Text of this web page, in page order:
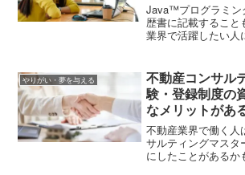
Java™プログラミン
歴書に記載するこ
業界で活躍したい人
試験の合格率、受験
解説します。IT業界
や学生はチェックし
やりがい・夢を与える
不動産コンサル
験・登録制度の
なメリットがあ
不動産業界で働く人
サルティングマスタ
にしたことがあるか